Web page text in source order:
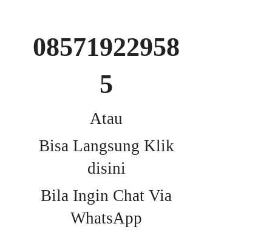
08571922958
5
Atau
Bisa Langsung Klik
disini
Bila Ingin Chat Via
WhatsApp